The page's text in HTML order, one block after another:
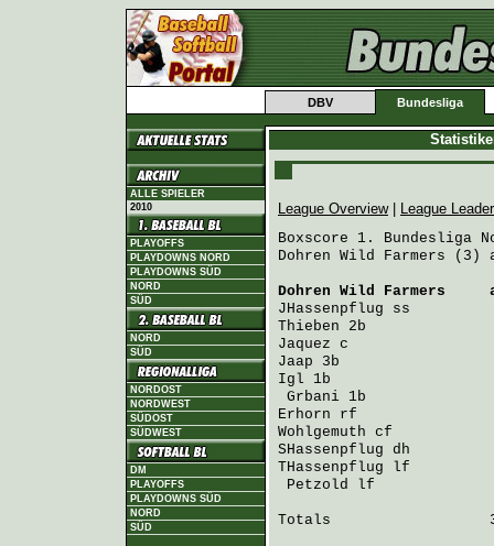
DBV Bundesliga
ALLE SPIELER
2010
PLAYOFFS
PLAYDOWNS NORD
PLAYDOWNS SÜD
NORD
SÜD
NORD
SÜD
NORDOST
NORDWEST
SÜDOST
SÜDWEST
DM
PLAYOFFS
PLAYDOWNS SÜD
NORD
SÜD
League Overview|
League
Boxscore 1. Bundesliga
Dohren Wild Farmers
Dohren Wild Farmers
JHassenpflug ss
Thieben 2b
Jaquez c                 4
Jaap 3b                  4
Igl 1b                   2
Grbani 1b
Erhorn rf                4
Wohlgemuth cf            3
SHassenpflug dh
THassenpflug lf          2
Petzold lf              2
Totals